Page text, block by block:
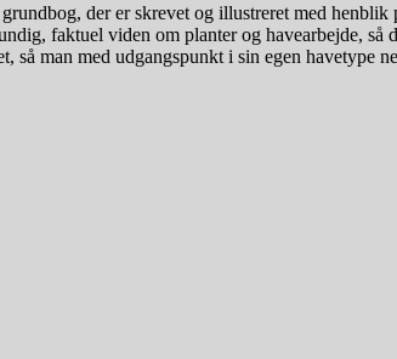
der er skrevet og illustreret med henblik
faktuel viden om planter og havearbejde, så
man med udgangspunkt i sin egen havetype